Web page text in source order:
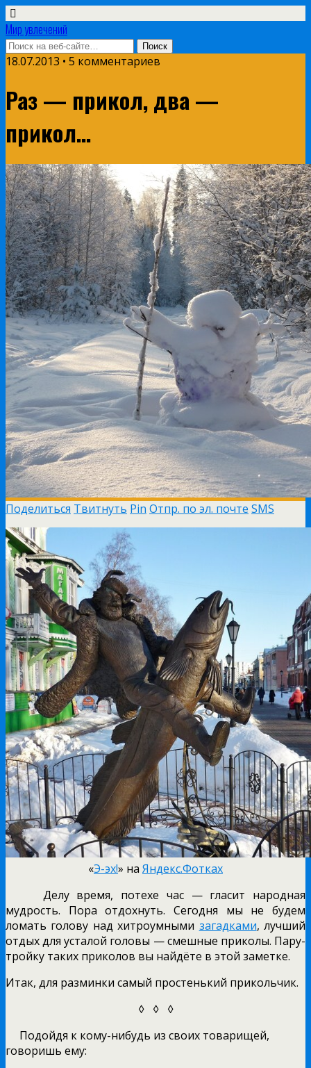
Мир увлечений
18.07.2013 • 5 комментариев
Раз — прикол, два —
прикол…
Поделиться Твитнуть Pin Отпр. по эл. почте SMS
«Э-эх!» на Яндекс.Фотках
Делу время, потехе час — гласит народная
мудрость. Пора отдохнуть. Сегодня мы не будем
ломать голову над хитроумными загадками, лучший
отдых для усталой головы — смешные приколы. Пару-
тройку таких приколов вы найдёте в этой заметке.
Итак, для разминки самый простенький прикольчик.
◊ ◊ ◊
Подойдя к кому-нибудь из своих товарищей,
говоришь ему: